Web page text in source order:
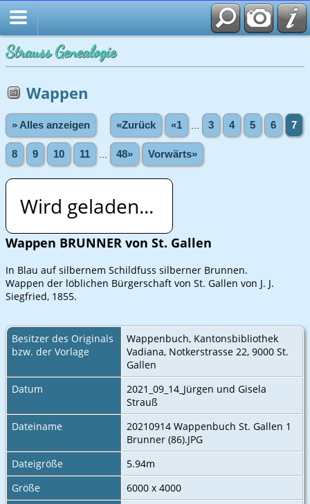
Strauss Genealogie
Wappen
» Alles anzeigen «Zurück «1 3 4 5 6 7
8 9 10 11 48» Vorwärts»
Wird geladen...
Wappen BRUNNER von St. Gallen
In Blau auf silbernem Schildfuss silberner Brunnen.
Wappen der löblichen Bürgerschaft von St. Gallen von J. J.
Siegfried, 1855.
Besitzer des Originals
bzw. der Vorlage
Wappenbuch, Kantonsbibliothek
Vadiana, Notkerstrasse 22, 9000 St.
Gallen
Datum
2021_09_14_Jürgen und Gisela
Strauß
Dateiname
20210914 Wappenbuch St. Gallen 1
Brunner (86).JPG
Dateigröße
5.94m
Größe
6000 x 4000